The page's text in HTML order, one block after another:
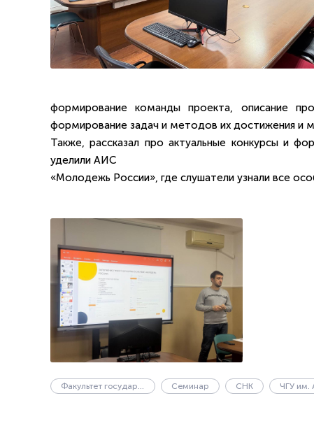
формирование команды проекта, описание
формирование задач и методов их достижения и
Также, рассказал про актуальные конкурсы и
уделили АИС
«Молодежь России», где слушатели узнали все
Факультет государственного управления Семинар СНК